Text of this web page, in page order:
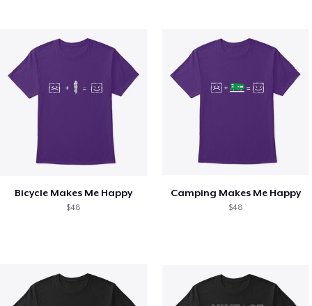
Bicycle Makes Me Happy
$48
Camping Makes Me Happy
$48